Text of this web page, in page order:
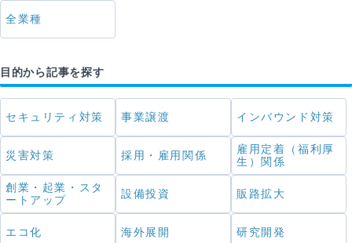
全業種
目的から記事を探す
セキュリティ対策 事業譲渡 インバウンド対策
災害対策 採用・雇用関係
雇用定着（福利厚
生）関係
創業・起業・スタ
ートアップ
設備投資 販路拡大
エコ化 海外展開 研究開発